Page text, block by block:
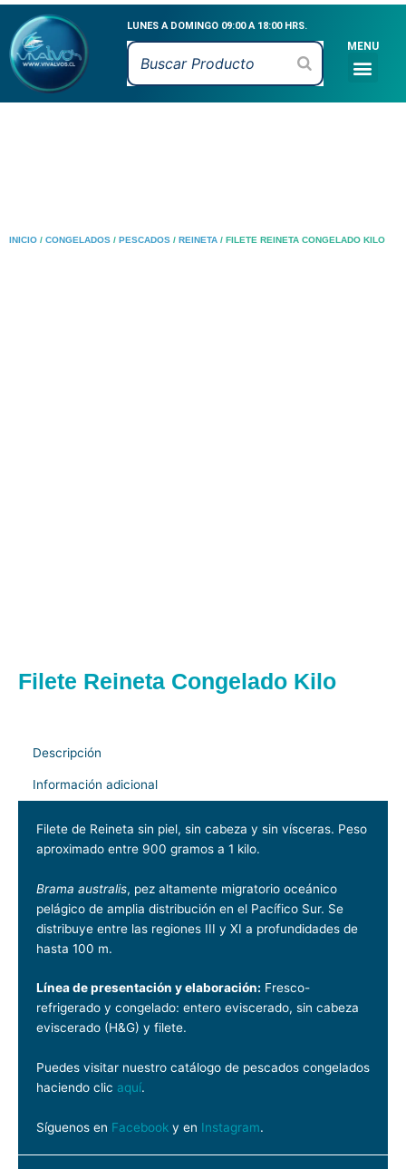
Ir
contenido
LUNES A DOMINGO 09:00 A 18:00 HRS.
MENU
INICIO / CONGELADOS / PESCADOS / REINETA / FILETE REINETA CONGELADO KILO
Filete Reineta Congelado Kilo
Descripción
Información adicional
Filete de Reineta sin piel, sin cabeza y sin vísceras. Peso
aproximado entre 900 gramos a 1 kilo.
Brama australis, pez altamente migratorio oceánico
pelágico de amplia distribución en el Pacífico Sur. Se
distribuye entre las regiones III y XI a profundidades de
hasta 100 m.
Línea de presentación y elaboración: Fresco-
refrigerado y congelado: entero eviscerado, sin cabeza
eviscerado (H&G) y filete.
Puedes visitar nuestro catálogo de pescados congelados
haciendo clic aquí.
Síguenos en Facebook y en Instagram.